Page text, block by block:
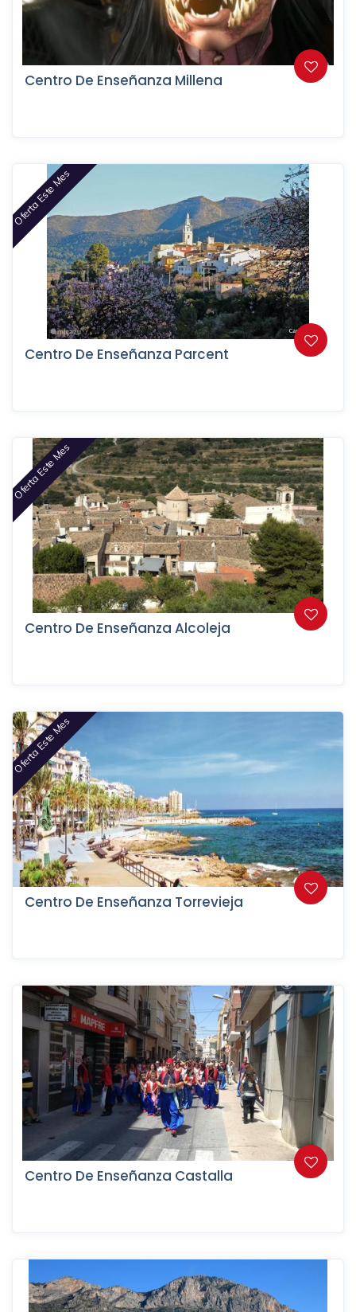
Centro De Enseñanza Millena
Oferta Este Mes
Centro De Enseñanza Parcent
Oferta Este Mes
Centro De Enseñanza Alcoleja
Oferta Este Mes
Centro De Enseñanza Torrevieja
Centro De Enseñanza Castalla